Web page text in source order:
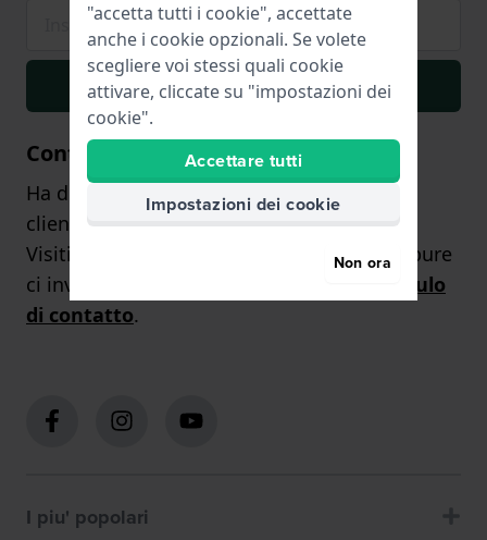
Iscriviti
Contattaci
Ha domande? Il nostro team di assistenza
clienti sarà lieto di aiutarLa!
Visiti la nostra pagina dei contatti
, oppure
ci invii una richiesta tramite
modulo
di contatto.
I piu' popolari
"accetta tutti i cookie", accettate
anche i cookie opzionali. Se volete
scegliere voi stessi quali cookie
attivare, cliccate su "impostazioni dei
cookie".
Accettare tutti
Impostazioni dei cookie
Non ora